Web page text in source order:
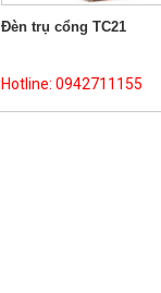
Đèn trụ cổng TC21
Hotline: 0942711155